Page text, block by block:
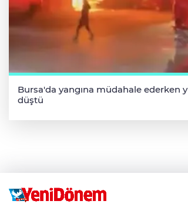
Bursa'da yangına müdahale ederken
düştü